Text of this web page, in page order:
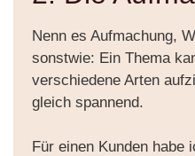
Nenn es Aufmachung,
sonstwie: Ein Thema
verschiedene Arten
gleich spannend.
Für einen Kunden habe